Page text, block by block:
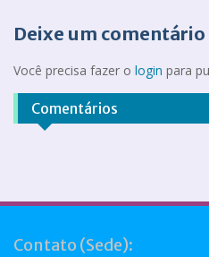
Deixe um comentário
Você precisa fazer o login para
Comentários
Contato (Sede):